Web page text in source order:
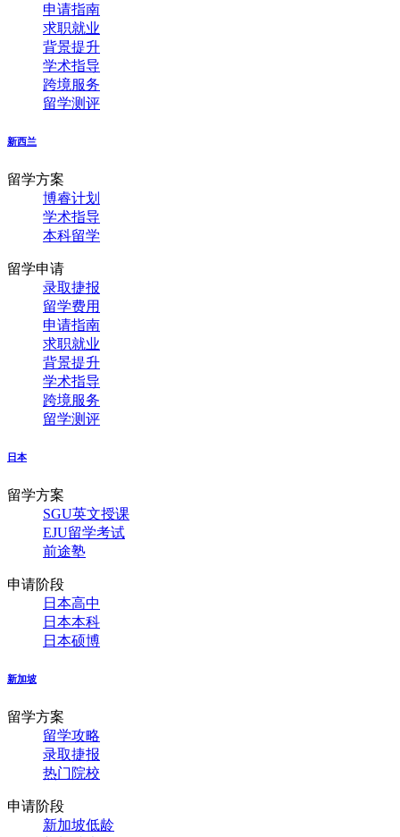
申请指南
求职就业
背景提升
学术指导
跨境服务
留学测评
新西兰
留学方案
博睿计划
学术指导
本科留学
留学申请
录取捷报
留学费用
申请指南
求职就业
背景提升
学术指导
跨境服务
留学测评
日本
留学方案
SGU英文授课
EJU留学考试
前途塾
申请阶段
日本高中
日本本科
日本硕博
新加坡
留学方案
留学攻略
录取捷报
热门院校
申请阶段
新加坡低龄